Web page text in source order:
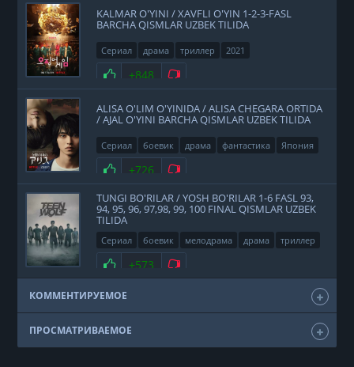
KALMAR O'YINI / XAVFLI O'YIN 1-2-3-FASL
BARCHA QISMLAR UZBEK TILIDA
Сериал драма триллер 2021
Нравится
+848 Не нравится
ALISA O'LIM O'YINIDA / ALISA CHEGARA ORTIDA
/ AJAL O'YINI BARCHA QISMLAR UZBEK TILIDA
Сериал боевик драма фантастика
Япония
2020
Нравится
+726 Не нравится
TUNGI BO'RILAR / YOSH BO'RILAR 1-6 FASL 93,
94, 95, 96, 97,98, 99, 100 FINAL QISMLAR UZBEK
TILIDA
Сериал боевик мелодрама драма
триллер
фэнтези
США 2011
Нравится
+573 Не нравится
КОММЕНТИРУЕМОЕ
ПРОСМАТРИВАЕМОЕ